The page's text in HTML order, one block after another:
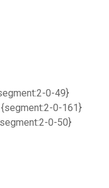
0-49}
0-161}
0-50}